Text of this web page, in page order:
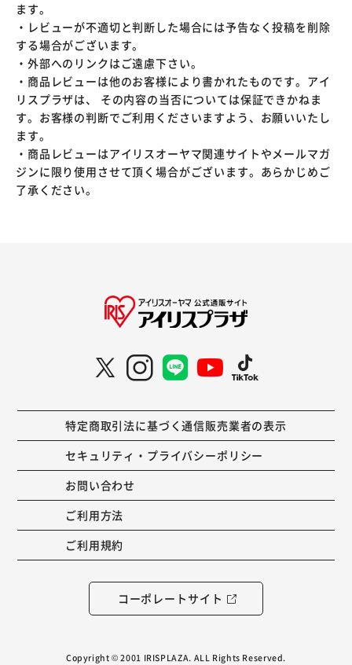
ます。
・レビューが不適切と判断した場合には予告なく投稿を削除
する場合がございます。
・外部へのリンクはご遠慮下さい。
・商品レビューは他のお客様により書かれたものです。アイ
リスプラザは、 その内容の当否については保証できかねま
す。お客様の判断でご利用くださいますよう、お願いいたし
ます。
・商品レビューはアイリスオーヤマ関連サイトやメールマガ
ジンに限り使用させて頂く場合がございます。あらかじめご
了承ください。
特定商取引法に基づく通信販売業者の表示
セキュリティ・プライバシーポリシー
お問い合わせ
ご利用方法
ご利用規約
コーポレートサイト
Copyright © 2001 IRISPLAZA. ALL Rights Reserved.